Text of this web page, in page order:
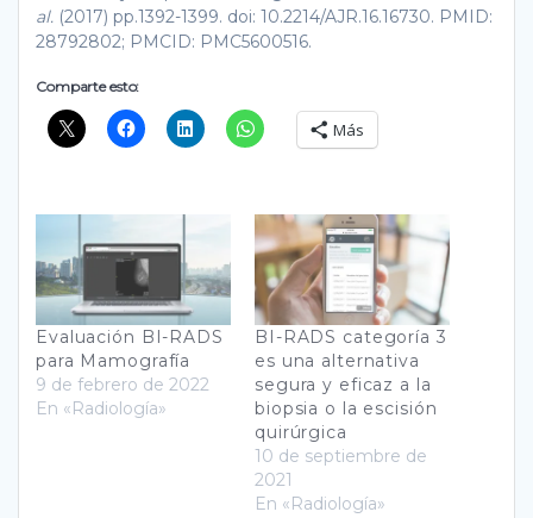
al. (2017) pp.1392-1399. doi: 10.2214/AJR.16.16730. PMID:
28792802; PMCID: PMC5600516.
Comparte esto:
Más
Evaluación BI-RADS
para Mamografía
9 de febrero de 2022
En «Radiología»
BI-RADS categoría 3
es una alternativa
segura y eficaz a la
biopsia o la escisión
quirúrgica
10 de septiembre de
2021
En «Radiología»